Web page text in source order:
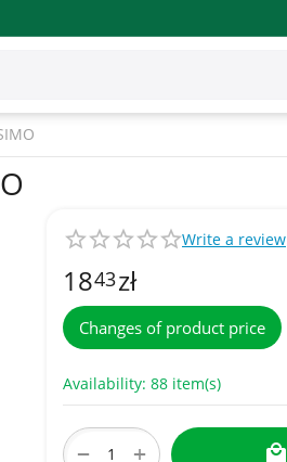
Write a review
1843zł
Changes of product price
Availability: 88 item(s)
+
−